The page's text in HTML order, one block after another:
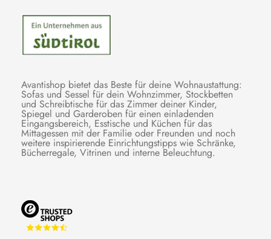
Avantishop bietet das Beste für deine Wohnaustattung:
Sofas und Sessel für dein Wohnzimmer, Stockbetten
und Schreibtische für das Zimmer deiner Kinder,
Spiegel und Garderoben für einen einladenden
Eingangsbereich, Esstische und Küchen für das
Mittagessen mit der Familie oder Freunden und noch
weitere inspirierende Einrichtungstipps wie Schränke,
Bücherregale, Vitrinen und interne Beleuchtung.